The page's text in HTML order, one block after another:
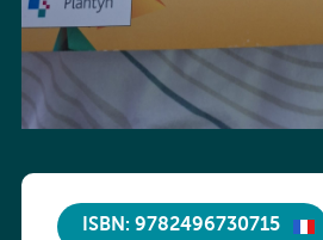
ISBN: 9782496730715